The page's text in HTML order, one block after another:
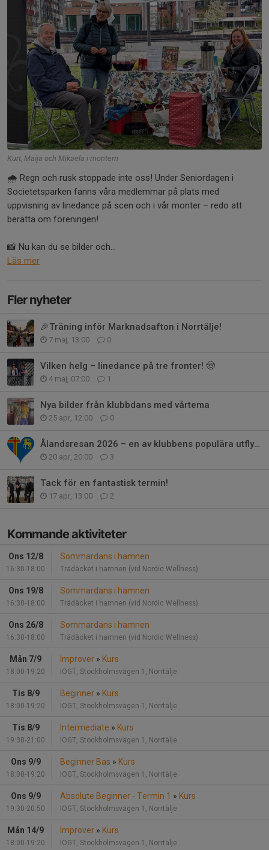
Kurt, Maija och Mikaela i montern
🌧️ Regn och rusk stoppade inte oss! Under Seniordagen i
Societetsparken fanns våra medlemmar på plats med
uppvisning av linedance på scen och i vår monter – redo att
berätta om föreningen!
📸 Nu kan du se bilder och...
Läs mer
Fler nyheter
🎉Träning inför Marknadsafton i Norrtälje!
7 maj, 13:00 0
Vilken helg – linedance på tre fronter! 🤠
4 maj, 07:00 1
Nya bilder från klubbdans med vårtema
25 apr, 12:00 0
Ålandsresan 2026 – en av klubbens populära utflykter
20 apr, 20:00 3
Tack för en fantastisk termin!
17 apr, 13:00 2
Kommande aktiviteter
Ons 12/8
16:30-18:00
Sommardans i hamnen
Trädäcket i hamnen (vid Nordic Wellness)
Ons 19/8
16:30-18:00
Sommardans i hamnen
Trädäcket i hamnen (vid Nordic Wellness)
Ons 26/8
16:30-18:00
Sommardans i hamnen
Trädäcket i hamnen (vid Nordic Wellness)
Mån 7/9
18:00-19:20
Improver » Kurs
IOGT, Stockholmsvägen 1, Norrtälje
Tis 8/9
18:00-19:20
Beginner » Kurs
IOGT, Stockholmsvägen 1, Norrtälje
Tis 8/9
19:30-21:00
Intermediate » Kurs
IOGT, Stockholmsvägen 1, Norrtälje
Ons 9/9
18:00-19:20
Beginner Bas » Kurs
IOGT, Stockholmsvägen 1, Norrtälje
Ons 9/9
19:30-20:50
Absolute Beginner - Termin 1 » Kurs
IOGT, Stockholmsvägen 1, Norrtälje
Mån 14/9
18:00-19:20
Improver » Kurs
IOGT, Stockholmsvägen 1, Norrtälje